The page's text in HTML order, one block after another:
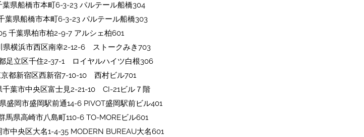
県船橋市本町6-3-23 パルテール船橋304​
県船橋市本町6-3-23 パルテール船橋303
千葉県柏市柏2-9-7 アルシェ柏601
横浜市西区南幸2-12-6 ストークみき703
立区千住2-37-1 ロイヤルハイツ白根306
都新宿区西新宿7-10-10 西村ビル701
葉市中央区富士見2-21-10 CI-21ビル７階
岡市盛岡駅前通14-6 PIVOT盛岡駅前ビル401
県高崎市八島町110-6 TO-MOREビル601
央区大名1-4-35 MODERN BUREAU大名601